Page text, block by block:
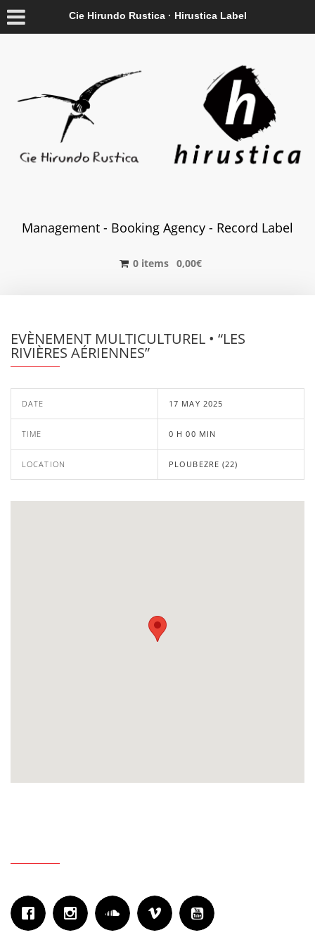
Cie Hirundo Rustica · Hirustica Label
Management - Booking Agency - Record Label
0 items 0,00€
EVÈNEMENT MULTICULTUREL • “LES
RIVIÈRES AÉRIENNES”
DATE 17 MAY 2025
TIME 0 H 00 MIN
LOCATION PLOUBEZRE (22)